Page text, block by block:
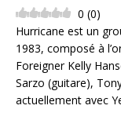
0 (0)
Hurricane est un
1983, composé à
Foreigner Kelly
Sarzo (guitare),
actuellement avec